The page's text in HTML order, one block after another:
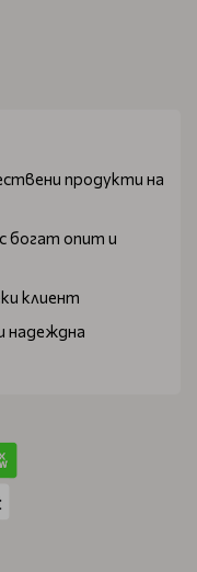
продукти на
богат опит и
клиент
надеждна